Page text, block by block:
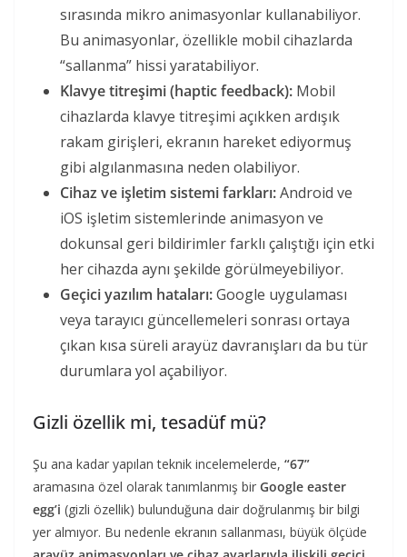
sırasında mikro animasyonlar kullanabiliyor.
Bu animasyonlar, özellikle mobil cihazlarda
“sallanma” hissi yaratabiliyor.
Klavye titreşimi (haptic feedback): Mobil
cihazlarda klavye titreşimi açıkken ardışık
rakam girişleri, ekranın hareket ediyormuş
gibi algılanmasına neden olabiliyor.
Cihaz ve işletim sistemi farkları:Android ve
iOS işletim sistemlerinde animasyon ve
dokunsal geri bildirimler farklı çalıştığı için etki
her cihazda aynı şekilde görülmeyebiliyor.
Geçici yazılım hataları:Google uygulaması
veya tarayıcı güncellemeleri sonrası ortaya
çıkan kısa süreli arayüz davranışları da bu tür
durumlara yol açabiliyor.
Gizli özellik mi, tesadüf mü?
Şu ana kadar yapılan teknik incelemelerde, “67”
aramasına özel olarak tanımlanmış bir Google easter
egg’i (gizli özellik) bulunduğuna dair doğrulanmış bir bilgi
yer almıyor. Bu nedenle ekranın sallanması, büyük ölçüde